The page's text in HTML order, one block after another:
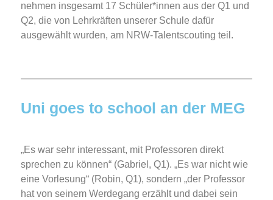
nehmen insgesamt 17 Schüler*innen aus der Q1 und
Q2, die von Lehrkräften unserer Schule dafür
ausgewählt wurden, am NRW-Talentscouting teil.
Uni goes to school an der MEG
„Es war sehr interessant, mit Professoren direkt
sprechen zu können“ (Gabriel, Q1). „Es war nicht wie
eine Vorlesung“ (Robin, Q1), sondern „der Professor
hat von seinem Werdegang erzählt und dabei sein